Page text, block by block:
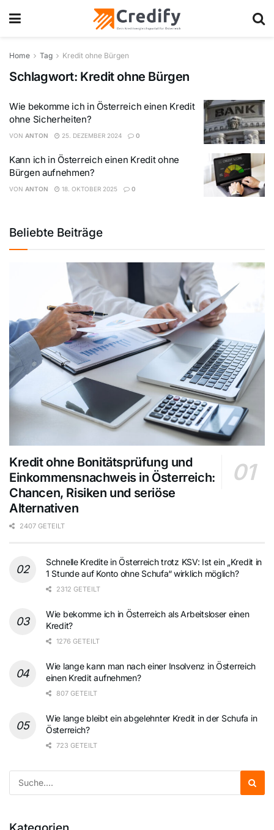
Home Tag Kredit ohne Bürgen
Schlagwort: Kredit ohne Bürgen
Wie bekomme ich in Österreich einen Kredit
ohne Sicherheiten?
VON ANTON 25. DEZEMBER 2024 0
Kann ich in Österreich einen Kredit ohne
Bürgen aufnehmen?
VON ANTON 18. OKTOBER 2025 0
Beliebte Beiträge
Kredit ohne Bonitätsprüfung und
Einkommensnachweis in Österreich:
Chancen, Risiken und seriöse
Alternativen
2407 GETEILT
Schnelle Kredite in Österreich trotz KSV: Ist ein „Kredit in
1 Stunde auf Konto ohne Schufa“ wirklich möglich?
2312 GETEILT
Wie bekomme ich in Österreich als Arbeitsloser einen
Kredit?
1276 GETEILT
Wie lange kann man nach einer Insolvenz in Österreich
einen Kredit aufnehmen?
807 GETEILT
Wie lange bleibt ein abgelehnter Kredit in der Schufa in
Österreich?
723 GETEILT